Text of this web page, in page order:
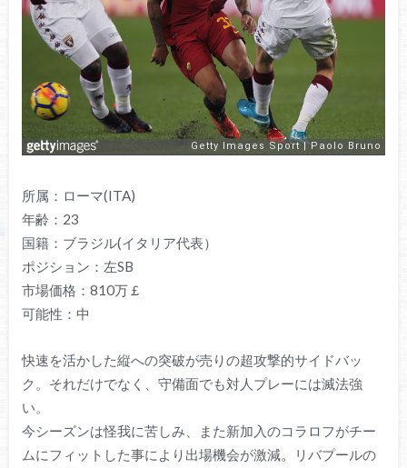
所属：ローマ(ITA)
年齢：23
国籍：ブラジル(イタリア代表）
ポジション：左SB
市場価格：810万￡
可能性：中
快速を活かした縦への突破が売りの超攻撃的サイドバッ
ク。それだけでなく、守備面でも対人プレーには滅法強
い。
今シーズンは怪我に苦しみ、また新加入のコラロフがチー
ムにフィットした事により出場機会が激減。リバプールの